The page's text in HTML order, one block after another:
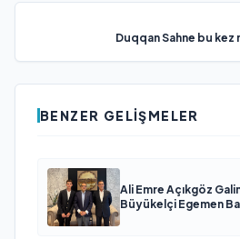
Duqqan Sahne bu
BENZER GELIŞMELER
Ali Emre Açıkgöz
Büyükelçi Egemen